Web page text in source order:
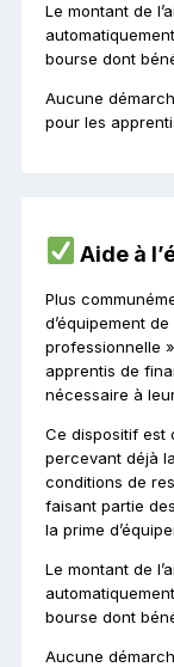
Le montant de
bourse dont
Aucune
pour les
Aide à
Plus
d’équipement
professionnelle
apprentis de
nécessaire à
Ce dispositif est
percevant déjà
conditions de
faisant partie
la prime
Le montant de
bourse dont
Aucune